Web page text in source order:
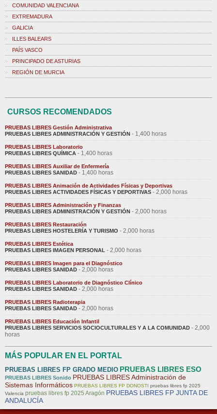
COMUNIDAD VALENCIANA
EXTREMADURA
GALICIA
ILLES BALEARS
PAÍS VASCO
PRINCIPADO DE ASTURIAS
REGIÓN DE MURCIA
CURSOS RECOMENDADOS
PRUEBAS LIBRES Gestión Administrativa
PRUEBAS LIBRES ADMINISTRACIÓN Y GESTIÓN - 1,400 horas
PRUEBAS LIBRES Laboratorio
PRUEBAS LIBRES QUÍMICA - 1,400 horas
PRUEBAS LIBRES Auxiliar de Enfermería
PRUEBAS LIBRES SANIDAD - 1,400 horas
PRUEBAS LIBRES Animación de Actividades Físicas y Deportivas
PRUEBAS LIBRES ACTIVIDADES FÍSICAS Y DEPORTIVAS - 2,000 horas
PRUEBAS LIBRES Administración y Finanzas
PRUEBAS LIBRES ADMINISTRACIÓN Y GESTIÓN - 2,000 horas
PRUEBAS LIBRES Restauración
PRUEBAS LIBRES HOSTELERÍA Y TURISMO - 2,000 horas
PRUEBAS LIBRES Estética
PRUEBAS LIBRES IMAGEN PERSONAL - 2,000 horas
PRUEBAS LIBRES Imagen para el Diagnóstico
PRUEBAS LIBRES SANIDAD - 2,000 horas
PRUEBAS LIBRES Laboratorio de Diagnóstico Clínico
PRUEBAS LIBRES SANIDAD - 2,000 horas
PRUEBAS LIBRES Radioterapia
PRUEBAS LIBRES SANIDAD - 2,000 horas
PRUEBAS LIBRES Educación Infantil
PRUEBAS LIBRES SERVICIOS SOCIOCULTURALES Y A LA COMUNIDAD - 2,000
horas
MÁS POPULAR EN EL PORTAL
PRUEBAS LIBRES FP GRADO MEDIO PRUEBAS LIBRES ESO
PRUEBAS LIBRES Sonido PRUEBAS LIBRES Administración de
Sistemas Informáticos PRUEBAS LIBRES FP DONOSTI pruebas libres fp 2025
Valencia pruebas libres fp 2025 Aragón PRUEBAS LIBRES FP JUNTA DE
ANDALUCÍA